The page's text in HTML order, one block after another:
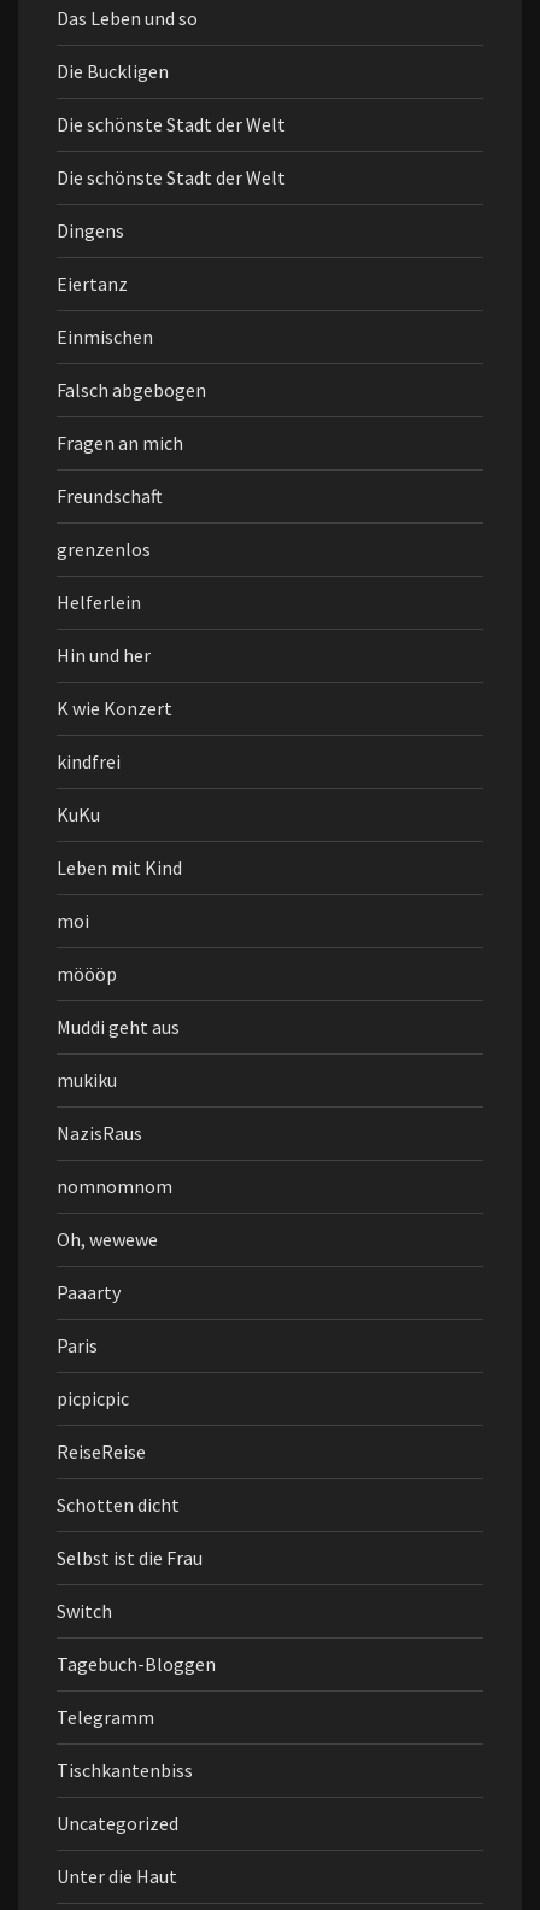
Das Leben und so
Die Buckligen
Die schönste Stadt der Welt
Die schönste Stadt der Welt
Dingens
Eiertanz
Einmischen
Falsch abgebogen
Fragen an mich
Freundschaft
grenzenlos
Helferlein
Hin und her
K wie Konzert
kindfrei
KuKu
Leben mit Kind
moi
möööp
Muddi geht aus
mukiku
NazisRaus
nomnomnom
Oh, wewewe
Paaarty
Paris
picpicpic
ReiseReise
Schotten dicht
Selbst ist die Frau
Switch
Tagebuch-Bloggen
Telegramm
Tischkantenbiss
Uncategorized
Unter die Haut